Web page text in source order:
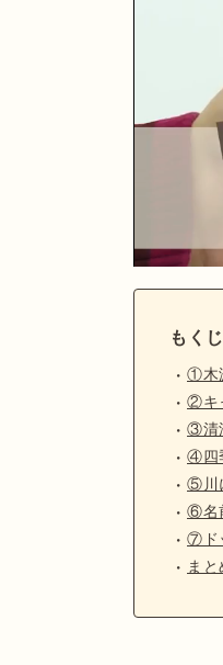
もくじ
①木
②キ
③清
④四
⑤川
⑥名
⑦ド
まと